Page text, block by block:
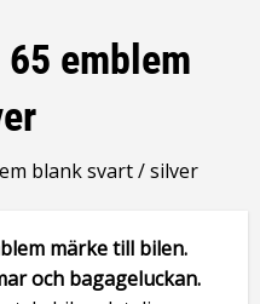
emblem
blank svart / silver
märke till bilen.
och bagageluckan.